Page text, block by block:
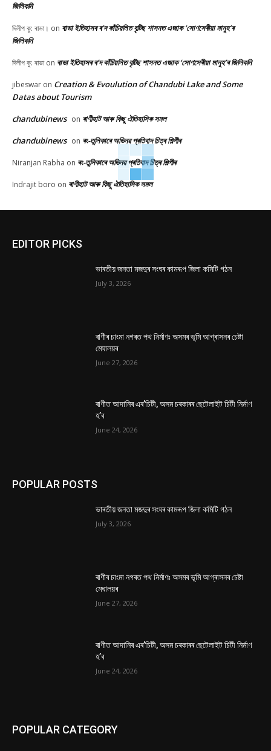
জিলিকনি
দিলীপ কু: ৰাভা। on ৰাভা ইতিহাসৰ ৰ’দ কাঁচিয়লিত বৃটিছ শাসনত এজাক ‘সোণসেৰীয়া মানুহ’ৰ
জিলিকনি
দিলীপ কু: ৰাভাon ৰাভা ইতিহাসৰ ৰ’দ কাঁচিয়লিত বৃটিছ শাসনত এজাক ‘সোণসেৰীয়া মানুহ’ৰ জিলিকনি
jibeswar on Creation & Evoulution of Chandubi Lake and Some
Datas about Tourism
chandubinews on ৰাণীহাট আৰু কিছু ঐতিহাসিক সমল
chandubinews on ৰং-তুলিকাৰে অভিনৱ প্ৰতিবাদ চিত্ৰ শিল্পীৰ
Niranjan Rabha on ৰং-তুলিকাৰে অভিনৱ প্ৰতিবাদ চিত্ৰ শিল্পীৰ
Indrajit boro on ৰাণীহাট আৰু কিছু ঐতিহাসিক সমল
EDITOR PICKS
ভাৰতীয় জনতা মজদুৰ সংঘৰ কামৰূপ জিলা কমিটি গঠন
July 3, 2026
ৰাণীৰ চাংমা নগৰত পথ নিৰ্মাণঃ অসমৰ ভূমি আগ্ৰাসনৰ চেষ্টা
মেঘালয়ৰ
June 27, 2026
ৰাণীত আদানিৰ এৰ’চিটী, অসম চৰকাৰৰ ছেটেলাইট চিটী নিৰ্মাণ
হ’ব
June 24, 2026
POPULAR POSTS
ভাৰতীয় জনতা মজদুৰ সংঘৰ কামৰূপ জিলা কমিটি গঠন
July 3, 2026
ৰাণীৰ চাংমা নগৰত পথ নিৰ্মাণঃ অসমৰ ভূমি আগ্ৰাসনৰ চেষ্টা
মেঘালয়ৰ
June 27, 2026
ৰাণীত আদানিৰ এৰ’চিটী, অসম চৰকাৰৰ ছেটেলাইট চিটী নিৰ্মাণ
হ’ব
June 24, 2026
POPULAR CATEGORY